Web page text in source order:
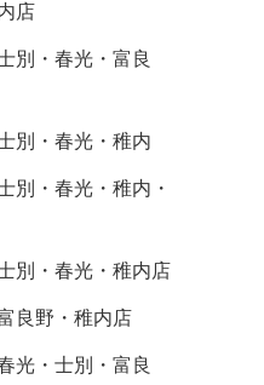
店
別・春光・富良
別・春光・稚内
別・春光・稚内・
別・春光・稚内店
良野・稚内店
光・士別・富良